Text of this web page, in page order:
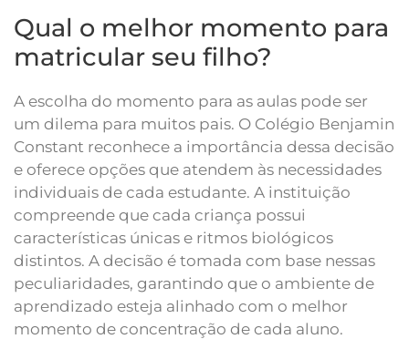
Qual o melhor momento para
matricular seu filho?
A escolha do momento para as aulas pode ser
um dilema para muitos pais. O Colégio Benjamin
Constant reconhece a importância dessa decisão
e oferece opções que atendem às necessidades
individuais de cada estudante. A instituição
compreende que cada criança possui
características únicas e ritmos biológicos
distintos. A decisão é tomada com base nessas
peculiaridades, garantindo que o ambiente de
aprendizado esteja alinhado com o melhor
momento de concentração de cada aluno.